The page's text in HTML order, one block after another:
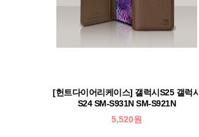
[헌트다이어리케이스] 갤럭시S25 갤럭시
S24 SM-S931N SM-S921N
5,520원